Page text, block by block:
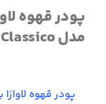
مدل Lavazza Dek Classico